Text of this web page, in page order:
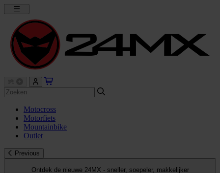
Motocross
Motorfiets
Mountainbike
Outlet
Previous
Ontdek de nieuwe 24MX - sneller, soepeler, makkelijker